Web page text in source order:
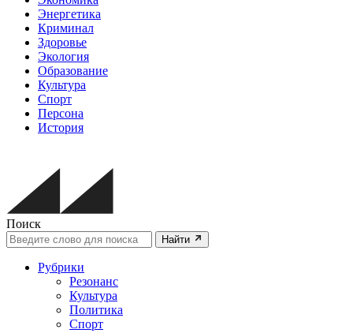
Энергетика
Криминал
Здоровье
Экология
Образование
Культура
Спорт
Персона
История
Поиск
Найти
Рубрики
Резонанс
Культура
Политика
Спорт